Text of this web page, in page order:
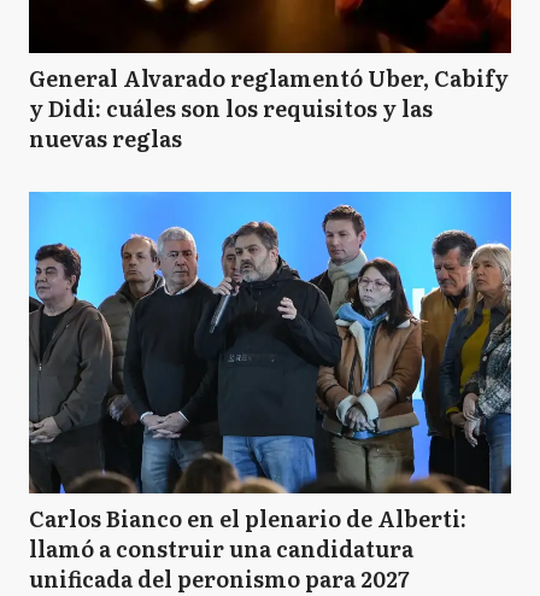
General Alvarado reglamentó Uber, Cabify
y Didi: cuáles son los requisitos y las
nuevas reglas
Carlos Bianco en el plenario de Alberti:
llamó a construir una candidatura
unificada del peronismo para 2027